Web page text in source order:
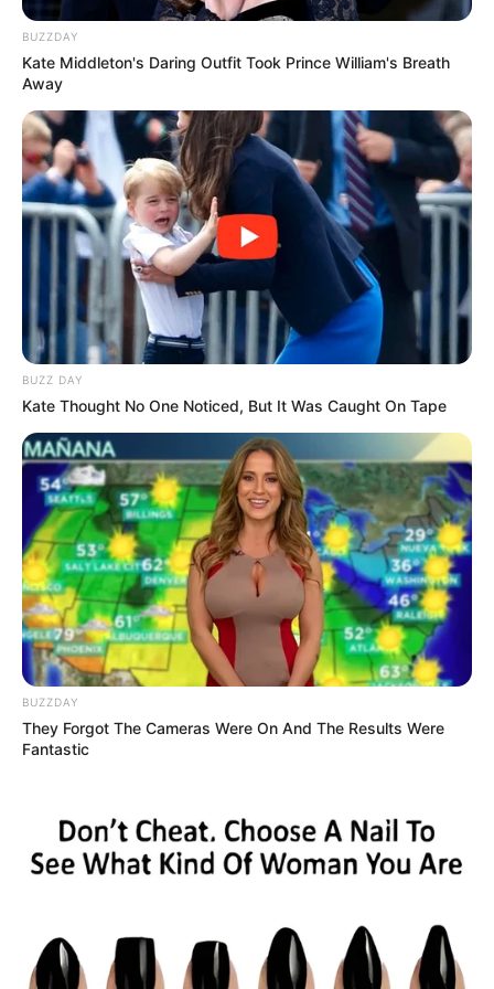
(foto: instagram/billyboedjanger)
Pria kelahiran 27 Maret 1971 ini akan berperan sebagai
Panguwoso Segoro,salah satu pemain pendukung di Sinetron Nyi
Roro Kidul. Aktor veteran ini telah hilir mudik di dunia peran
Indonesia sejak lama.
Film, sinetron dan FTV yang pernah dibintangi olehnya yaitu
Negeri Van Oranje, Filosofi Kopi, Brama Kumbara dan lainnya.
6. Ananda George sebagai Prabu Segoro
BUZZDAY
Kate Middleton's Daring Outfit Took Prince William's Breath
Away
BUZZ DAY
Kate Thought No One Noticed, But It Was Caught On Tape
BUZZDAY
They Forgot The Cameras Were On And The Results Were
Fantastic